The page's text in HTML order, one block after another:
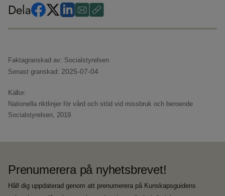
Dela
Faktagranskad av: Socialstyrelsen
Senast granskad: 2025-07-04
Källor:
Nationella riktlinjer för vård och stöd vid missbruk och beroende
Socialstyrelsen, 2019.
Prenumerera på nyhetsbrevet!
Håll dig uppdaterad genom att prenumerera på Kunskapsguidens